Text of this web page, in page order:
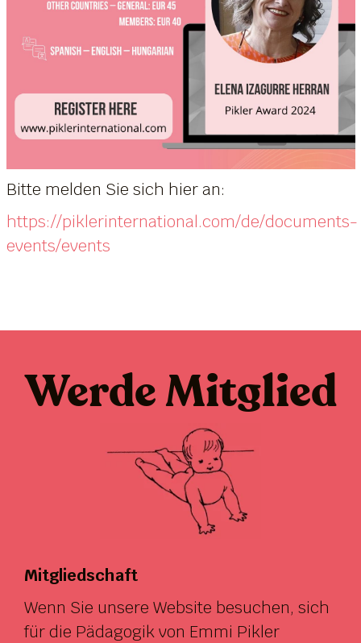
Bitte melden Sie sich hier an:
https://piklerinternational.com/de/documents-
events/events
Werde Mitglied
Mitgliedschaft
Wenn Sie unsere Website besuchen, sich
für die Pädagogik von Emmi Pikler